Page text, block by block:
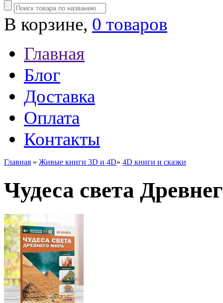
В корзине, 0 товаров
Главная
Блог
Доставка
Оплата
Контакты
Главная » Живые книги 3D и 4D» 4D книги и сказки
Чудеса света